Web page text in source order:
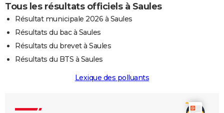
Tous les résultats officiels à Saules
Résultat municipale 2026 à Saules
Résultats du bac à Saules
Résultats du brevet à Saules
Résultats du BTS à Saules
Lexique des polluants